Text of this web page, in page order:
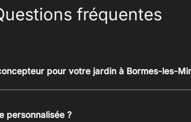
fréquentes
pour votre jardin à Bormes-les-
personnalisée ?